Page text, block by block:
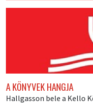
A KÖNYVEK HANGJA
Hallgasson bele a Kello